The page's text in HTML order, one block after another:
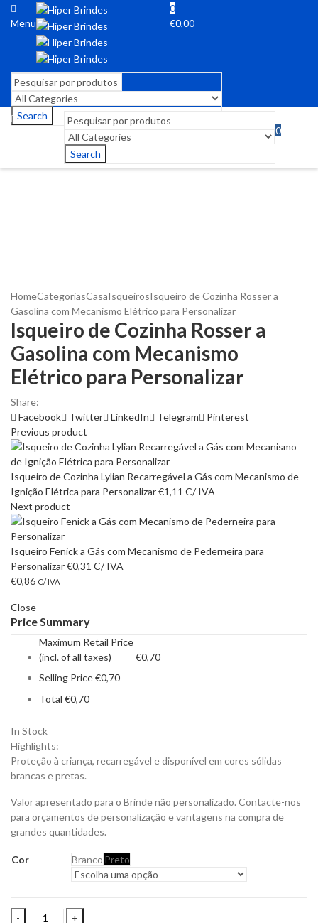
Menu
0
€0,00
Search
Search
0
HomeCategoriasCasaIsqueirosIsqueiro de Cozinha Rosser a
Gasolina com Mecanismo Elétrico para Personalizar
Isqueiro de Cozinha Rosser a
Gasolina com Mecanismo
Elétrico para Personalizar
Share:
Facebook
Twitter LinkedIn Telegram
Pinterest
Previous product
Isqueiro de Cozinha Lylian Recarregável a Gás com Mecanismo de
Ignição Elétrica para Personalizar€1,11 C/ IVA
Next product
Isqueiro Fenick a Gás com Mecanismo de Pederneira para
Personalizar€0,31 C/ IVA
€0,86 C/ IVA
Close
Price Summary
Maximum Retail Price
(incl. of all taxes)
€0,70
Selling Price€0,70
Total €0,70
In Stock
Highlights:
Proteção à criança, recarregável e disponível em cores sólidas
brancas e pretas.
Valor apresentado para o Brinde não personalizado. Contacte-nos
para orçamentos de personalização e vantagens na compra de
grandes quantidades.
Cor Branco Preto
Isqueiro